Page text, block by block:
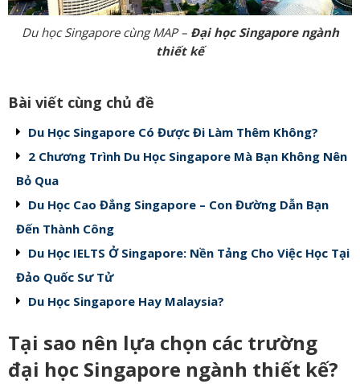
Du học Singapore cùng MAP – Đại học Singapore ngành
thiết kế
Bài viết cùng chủ đề
Du Học Singapore Có Được Đi Làm Thêm Không?
2 Chương Trình Du Học Singapore Mà Bạn Không Nên
Bỏ Qua
Du Học Cao Đẳng Singapore – Con Đường Dẫn Bạn
Đến Thành Công
Du Học IELTS Ở Singapore: Nền Tảng Cho Việc Học Tại
Đảo Quốc Sư Tử
Du Học Singapore Hay Malaysia?
Tại sao nên lựa chọn các trường
đại học Singapore ngành thiết kế?